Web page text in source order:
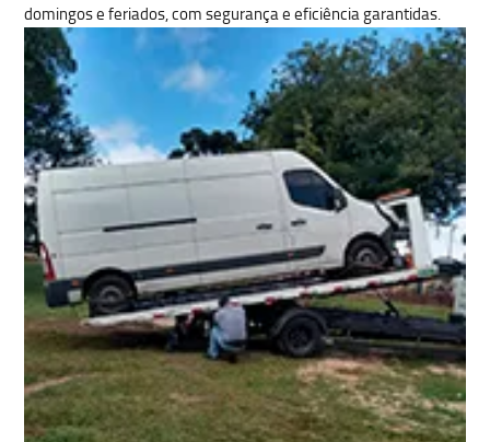
domingos e feriados, comsegurança e eficiência garantidas.